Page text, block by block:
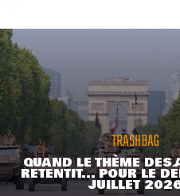
TRASHBAG
QUAND LE THÈME DES
RETENTIT... POUR LE
JUILLET